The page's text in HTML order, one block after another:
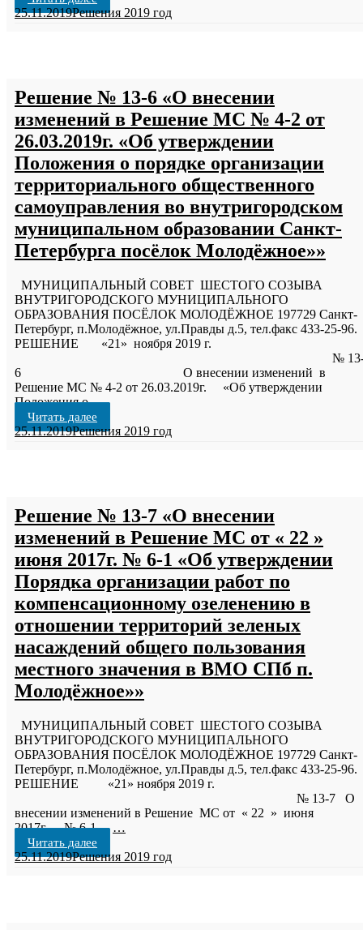
25.11.2019Решения 2019 год
Решение № 13-6 «О внесении
изменений в Решение МС № 4-2 от
26.03.2019г. «Об утверждении
Положения о порядке организации
территориального общественного
самоуправления во внутригородском
муниципальном образовании Санкт-
Петербурга посёлок Молодёжное»»
МУНИЦИПАЛЬНЫЙ СОВЕТ ШЕСТОГО СОЗЫВА
ВНУТРИГОРОДСКОГО МУНИЦИПАЛЬНОГО
ОБРАЗОВАНИЯ ПОСЁЛОК МОЛОДЁЖНОЕ 197729 Санкт-
Петербург, п.Молодёжное, ул.Правды д.5, тел.факс 433-25-96.
РЕШЕНИЕ «21» ноября 2019 г.
№
6 О внесении изменений в
Решение МС № 4-2 от 26.03.2019г. «Об утверждении
Положения о…
Читать далее
25.11.2019Решения 2019 год
Решение № 13-7 «О внесении
изменений в Решение МС от « 22 »
июня 2017г. № 6-1 «Об утверждении
Порядка организации работ по
компенсационному озеленению в
отношении территорий зеленых
насаждений общего пользования
местного значения в ВМО СПб п.
Молодёжное»»
МУНИЦИПАЛЬНЫЙ СОВЕТ ШЕСТОГО СОЗЫВА
ВНУТРИГОРОДСКОГО МУНИЦИПАЛЬНОГО
ОБРАЗОВАНИЯ ПОСЁЛОК МОЛОДЁЖНОЕ 197729 Санкт-
Петербург, п.Молодёжное, ул.Правды д.5, тел.факс 433-25-96.
РЕШЕНИЕ «21» ноября 2019 г.
№ 13-7 О
внесении изменений в Решение МС от « 22 » июня
2017г. № 6-1 …
Читать далее
25.11.2019Решения 2019 год